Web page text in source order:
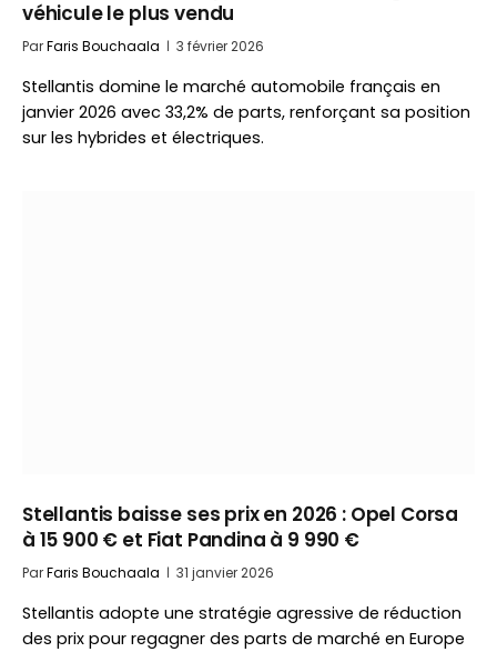
véhicule le plus vendu
ParFaris Bouchaala 3 février 2026
Stellantis domine le marché automobile français en
janvier 2026 avec 33,2% de parts, renforçant sa position
sur les hybrides et électriques.
Stellantis baisse ses prix en 2026 : Opel Corsa
à 15 900 € et Fiat Pandina à 9 990 €
ParFaris Bouchaala 31 janvier 2026
Stellantis adopte une stratégie agressive de réduction
des prix pour regagner des parts de marché en Europe